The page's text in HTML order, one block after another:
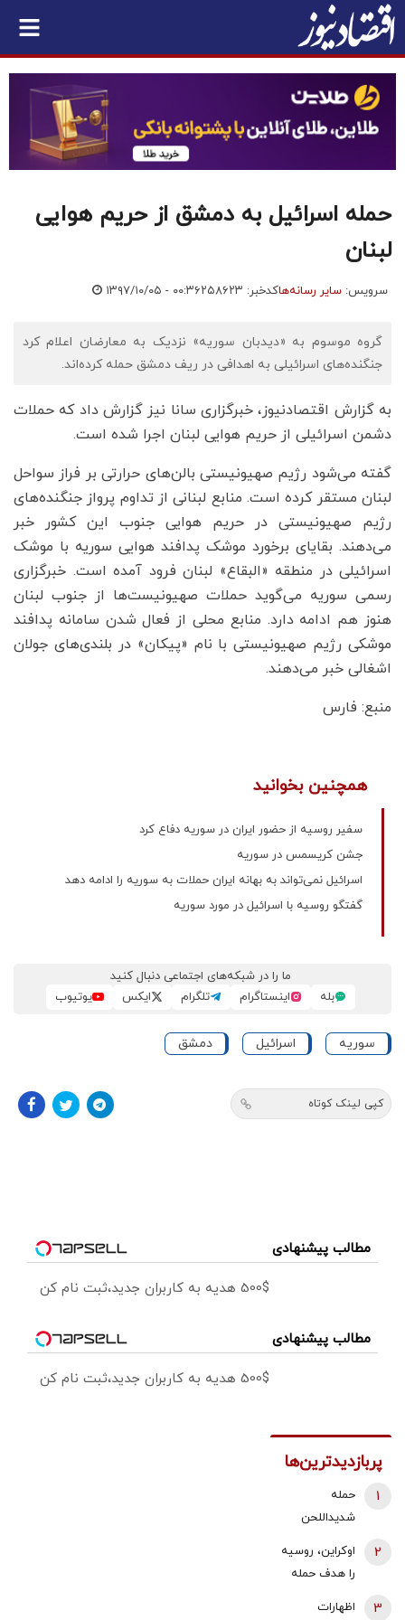
حمله اسرائیل به دمشق از حریم هوایی
لبنان
سرویس: سایر رسانه‌هاکدخبر: ۲۵۸۶۲۳ ۱۳۹۷/۱۰/۰۵ - ۰۰:۳۶
گروه موسوم به «دیدبان سوریه» نزدیک به معارضان اعلام کرد
جنگنده‌های اسرائیلی به اهدافی در ریف دمشق حمله کرده‌اند.
به گزارش اقتصادنیوز، خبرگزاری سانا نیز گزارش داد که حملات
دشمن اسرائیلی از حریم هوایی لبنان اجرا شده است.
گفته می‌شود رژیم صهیونیستی بالن‌های حرارتی بر فراز سواحل
لبنان مستقر کرده است. منابع لبنانی از تداوم پرواز جنگنده‌های
رژیم صهیونیستی در حریم هوایی جنوب این کشور خبر
می‌دهند. بقایای برخورد موشک پدافند هوایی سوریه با موشک
اسرائیلی در منطقه «البقاع» لبنان فرود آمده است. خبرگزاری
رسمی سوریه می‌گوید حملات صهیونیست‌ها از جنوب لبنان
هنوز هم ادامه دارد. منابع محلی از فعال شدن سامانه پدافند
موشکی رژیم صهیونیستی با نام «پیکان» در بلندی‌های جولان
اشغالی خبر می‌دهند.
منبع: فارس
همچنین بخوانید
سفیر روسیه از حضور ایران در سوریه دفاع کرد
جشن کریسمس در سوریه
اسرائیل نمی‌تواند به بهانه ایران حملات به سوریه را ادامه دهد
گفتگو روسیه با اسرائیل در مورد سوریه
ما را در شبکه‌های اجتماعی دنبال کنید
بله
اینستاگرام تلگرام ایکس یوتیوب
سوریه اسرائیل دمشق
کپی لینک کوتاه
مطالب پیشنهادی
500$ هدیه به کاربران جدید،ثبت نام کن
مطالب پیشنهادی
500$ هدیه به کاربران جدید،ثبت نام کن
پربازدیدترین‌ها
حمله
شدیداللحن
شهید رئیسی
به قالیباف/ چه
کسانی دنبال
1
اوکراین، روسیه
را هدف حمله
2
اظهارات
3